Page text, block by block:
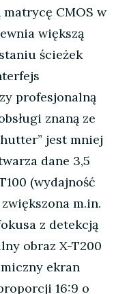
matrycę CMOS w
większą
ścieżek
profesjonalną
znaną ze
jest mniej
dane 3,5
(wydajność
m.in.
z detekcją
obraz X-T200
ekran
16:9 o